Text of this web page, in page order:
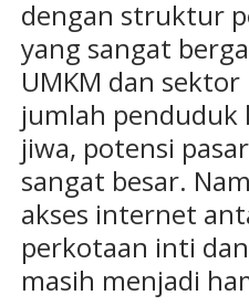
dengan struktur
yang sangat
UMKM dan
jumlah
jiwa, potensi
sangat besar.
akses internet
perkotaan inti
masih menjadi